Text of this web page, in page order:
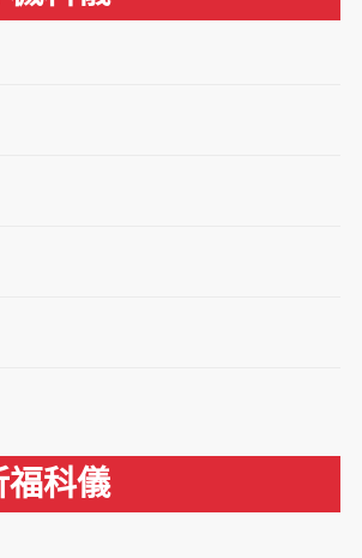
福科儀